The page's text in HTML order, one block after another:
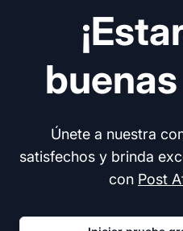
Únete a nuestra
satisfechos y brinda
con Post